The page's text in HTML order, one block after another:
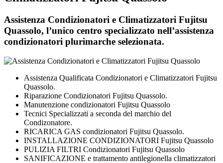
Assistenza Condizionatori e Climatizzatori Fujitsu
Quassolo, l’unico centro specializzato nell’assistenza
condizionatori plurimarche selezionata.
Assistenza Qualificata Condizionatori e Climatizzatori Fujitsu
Quassolo.
Riparazione Condizionatori Fujitsu Quassolo.
Manutenzione condizionatori Fujitsu Quassolo
Tecnici Specializzati a seconda del marchio del
Condizonatore.
RICARICA GAS condizionatori Fujitsu Quassolo.
INSTALLAZIONE CONDIZIONATORI Fujitsu Quassolo
PULIZIA FILTRI Condizionatori Fujitsu Quassolo
SANIFICAZIONE e trattamento antilegionella climatizzatori